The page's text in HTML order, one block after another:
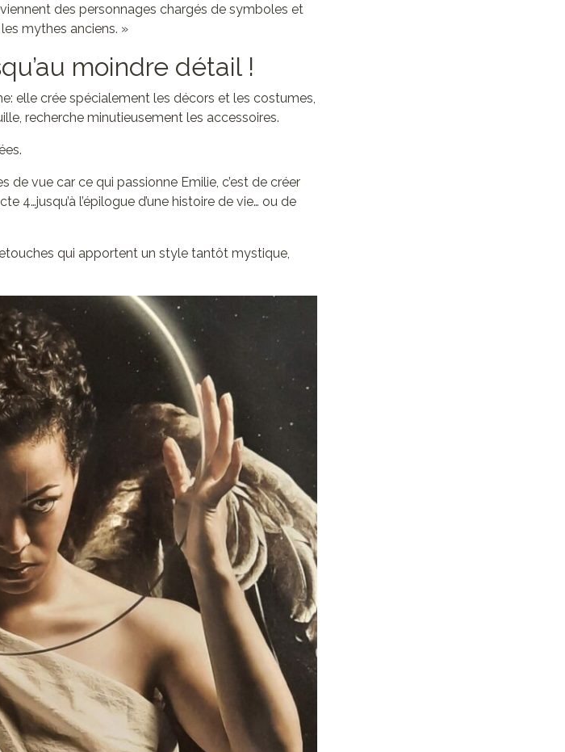
des personnages chargés de symboles et
mythes anciens. »
moindre détail !
elle crée spécialement les décors et les costumes,
recherche minutieusement les accessoires.
vue car ce qui passionne Emilie, c’est de créer
4…jusqu’à l’épilogue d’une histoire de vie… ou de
qui apportent un style tantôt mystique,